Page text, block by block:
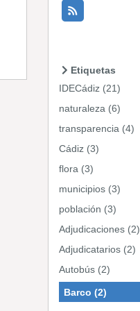
Etiquetas
IDECádiz (21)
naturaleza (6)
transparencia (4)
Cádiz (3)
flora (3)
municipios (3)
población (3)
Adjudicaciones (2)
Adjudicatarios (2)
Autobús (2)
Barco (2)